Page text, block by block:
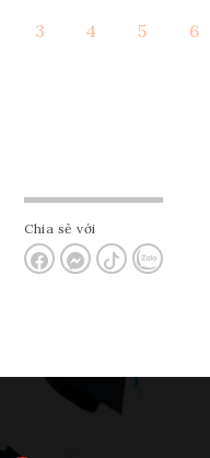
3 4 5 6
Chia sẻ với